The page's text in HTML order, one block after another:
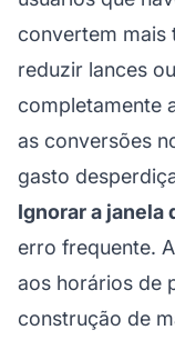
convertem mais
reduzir lances
completamente
as conversões
gasto
Ignorar a janela
erro frequente.
aos horários de
construção de